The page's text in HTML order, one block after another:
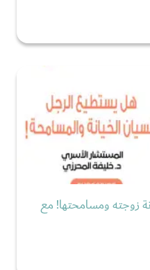
زوجته ومسامحتها! مع